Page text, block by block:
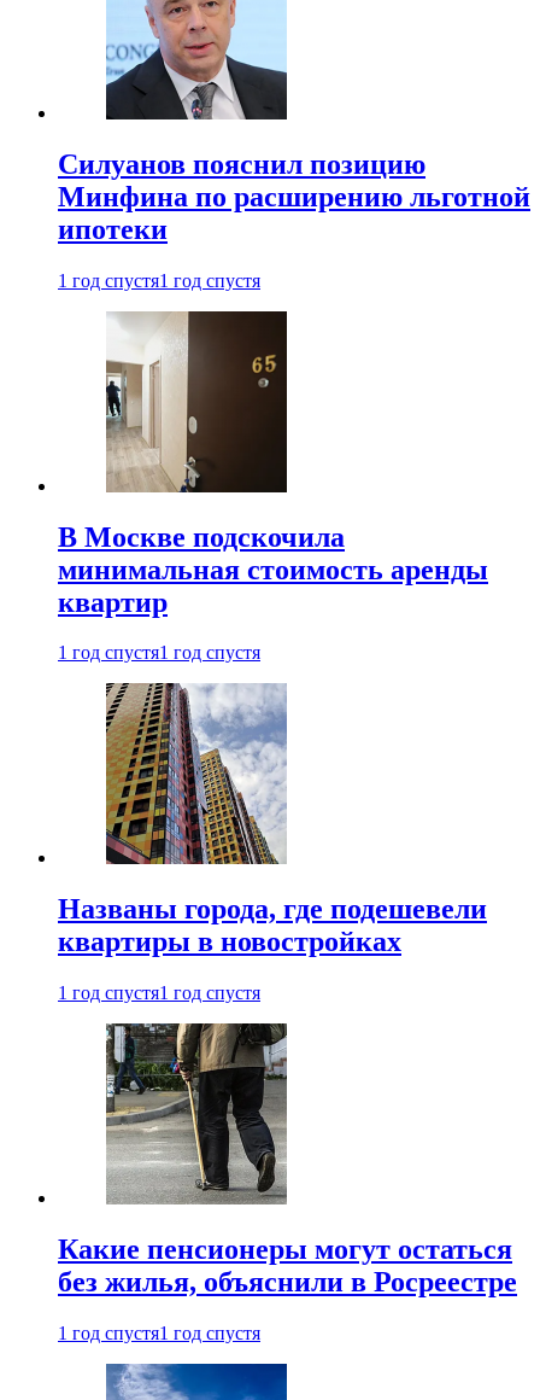
Силуанов пояснил позицию
Минфина по расширению льготной
ипотеки
1 год спустя1 год спустя
В Москве подскочила
минимальная стоимость аренды
квартир
1 год спустя1 год спустя
Названы города, где подешевели
квартиры в новостройках
1 год спустя1 год спустя
Какие пенсионеры могут остаться
без жилья, объяснили в Росреестре
1 год спустя1 год спустя